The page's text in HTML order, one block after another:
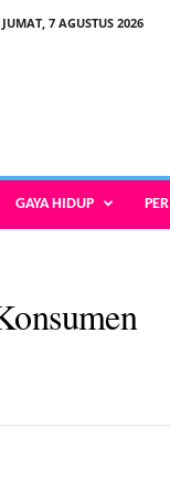
JUMAT, 7 AGUSTUS 2026
GAYA HIDUP